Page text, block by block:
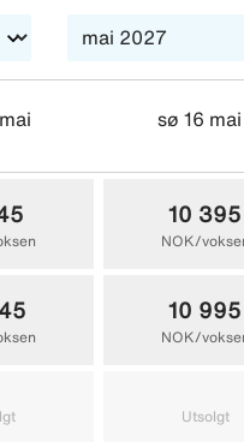
sø 16 mai
10 395
NOK/
10 995
NOK/
Utsolgt